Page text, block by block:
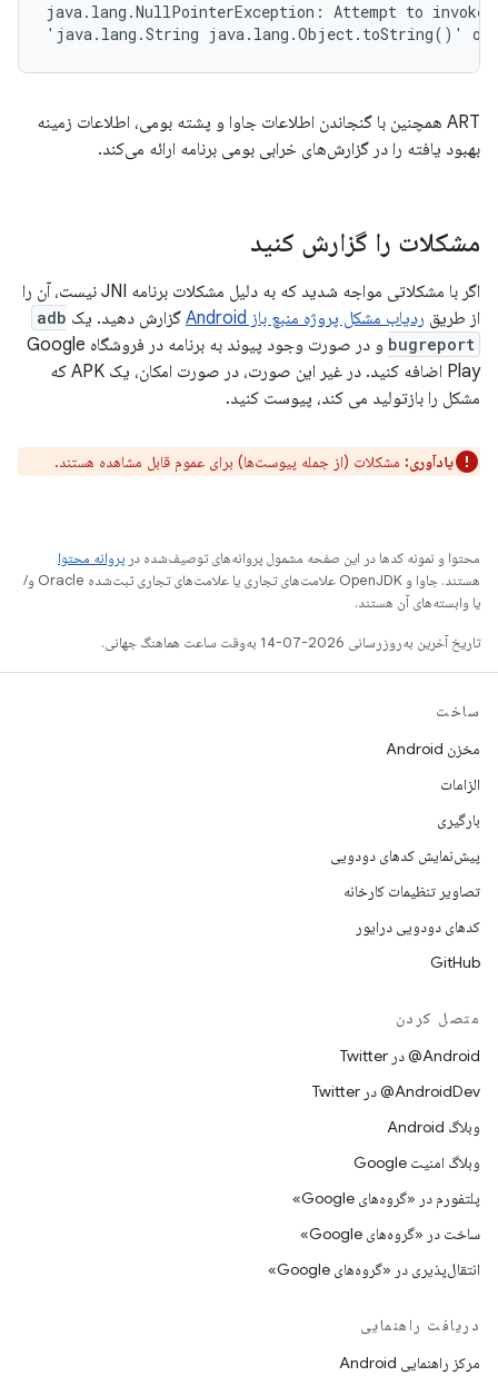
java.lang.NullPointerException: Attempt to invoke
'java.lang.String java.lang.Object.toString()' on
ART همچنین با گنجاندن اطلاعات جاوا و پشته بومی، اطلاعات زمینه
بهبود یافته را در گزارش‌های خرابی بومی برنامه ارائه می‌کند.
مشکلات را گزارش کنید
اگر با مشکلاتی مواجه شدید که به دلیل مشکلات برنامه JNI نیست، آن را
از طریق ردیاب مشکل پروژه منبع باز Android گزارش دهید. یک adb
bugreport
و در صورت وجود پیوند به برنامه در فروشگاه Google
Play اضافه کنید. در غیر این صورت، در صورت امکان، یک APK که
مشکل را بازتولید می کند، پیوست کنید.
یادآوری: مشکلات (از جمله پیوست‌ها) برای عموم قابل مشاهده هستند.
محتوا و نمونه کدها در این صفحه مشمول پروانه‌های توصیف‌شده در پروانه محتوا
هستند. جاوا و OpenJDK علامت‌های تجاری یا علامت‌های تجاری ثبت‌شده Oracle و/
یا وابسته‌های آن هستند.
تاریخ آخرین به‌روزرسانی 2026-07-14 به‌وقت ساعت هماهنگ جهانی.
ساخت
مخزن Android
الزامات
بارگیری
پیش‌نمایش کدهای دودویی
تصاویر تنظیمات کارخانه
کدهای دودویی درایور
GitHub
متصل کردن
Android@ در Twitter
AndroidDev@ در Twitter
وبلاگ Android
وبلاگ امنیت Google
پلتفورم در «گروه‌های Google»
ساخت در «گروه‌های Google»
انتقال‌پذیری در «گروه‌های Google»
دریافت راهنمایی
مرکز راهنمایی Android